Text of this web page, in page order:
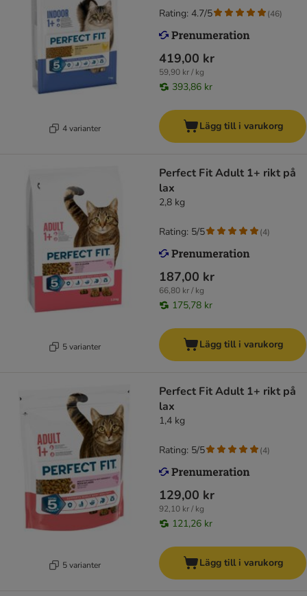
4 varianter
419,00 kr
59,90 kr / kg
393,86 kr
Rating: 4.7/5 (46)
Lägg till i varukorg
5 varianter
Perfect Fit Adult 1+ rikt på
lax
2,8 kg
187,00 kr
66,80 kr / kg
175,78 kr
Rating: 5/5 (4)
Lägg till i varukorg
5 varianter
Perfect Fit Adult 1+ rikt på
lax
1,4 kg
129,00 kr
92,10 kr / kg
121,26 kr
Rating: 5/5 (4)
Lägg till i varukorg